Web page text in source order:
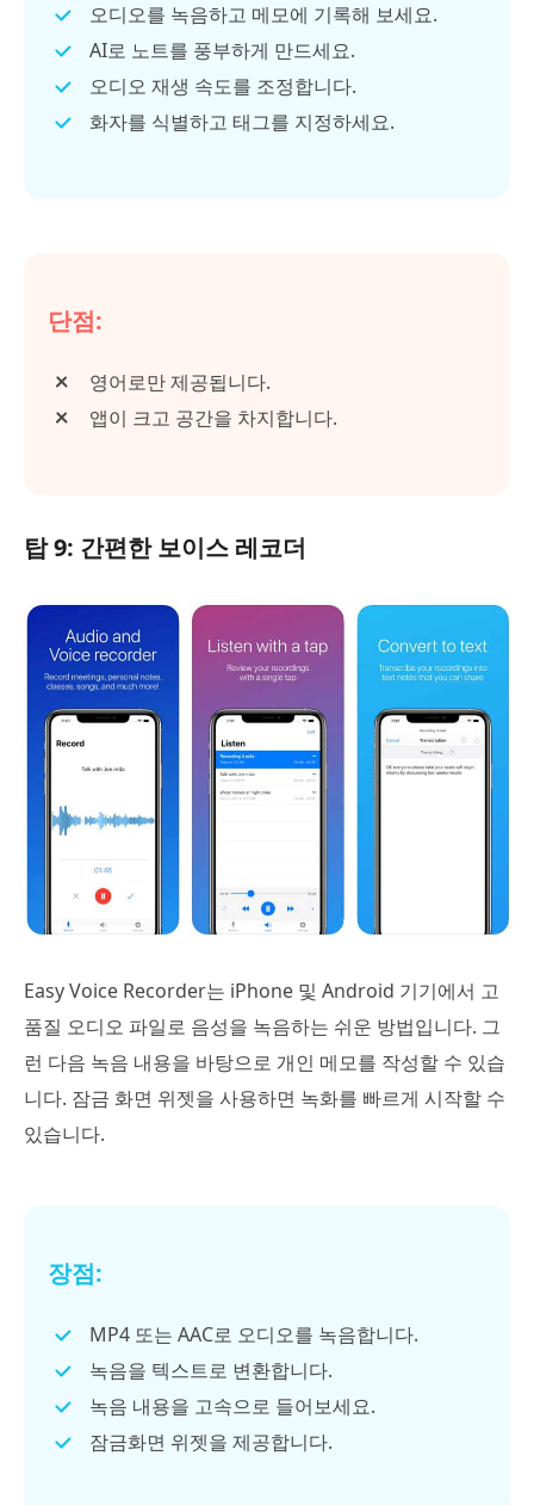
오디오를 녹음하고 메모에 기록해 보세요.
AI로 노트를 풍부하게 만드세요.
오디오 재생 속도를 조정합니다.
화자를 식별하고 태그를 지정하세요.
단점:
영어로만 제공됩니다.
앱이 크고 공간을 차지합니다.
탑 9: 간편한 보이스 레코더
Easy Voice Recorder는 iPhone 및 Android 기기에서 고
품질 오디오 파일로 음성을 녹음하는 쉬운 방법입니다. 그
런 다음 녹음 내용을 바탕으로 개인 메모를 작성할 수 있습
니다. 잠금 화면 위젯을 사용하면 녹화를 빠르게 시작할 수
있습니다.
장점:
MP4 또는 AAC로 오디오를 녹음합니다.
녹음을 텍스트로 변환합니다.
녹음 내용을 고속으로 들어보세요.
잠금화면 위젯을 제공합니다.